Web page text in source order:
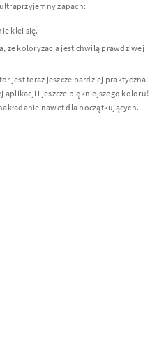
zapach:
klei się.
ze koloryzacja jest chwilą prawdziwej
jest teraz jeszcze bardziej praktyczna i
aplikacji i jeszcze piękniejszego koloru!
nawet dla początkujących.